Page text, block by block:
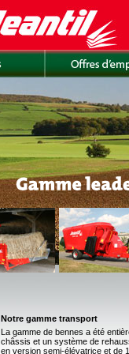
Notre gamme transport
La gamme de bennes a été
châssis et un système de
en version semi-élévatrice et de